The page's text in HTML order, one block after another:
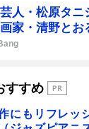
人・松原タニ
家・清野とお
すすめ
にもリフレッ